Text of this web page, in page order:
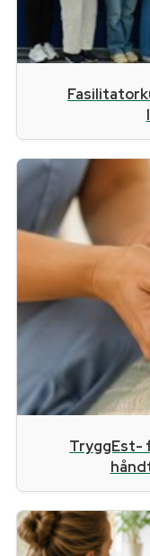
TryggEst-